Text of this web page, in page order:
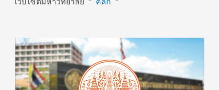
เว็บไซต์มหาวิทยาลัย ” คลิก ”